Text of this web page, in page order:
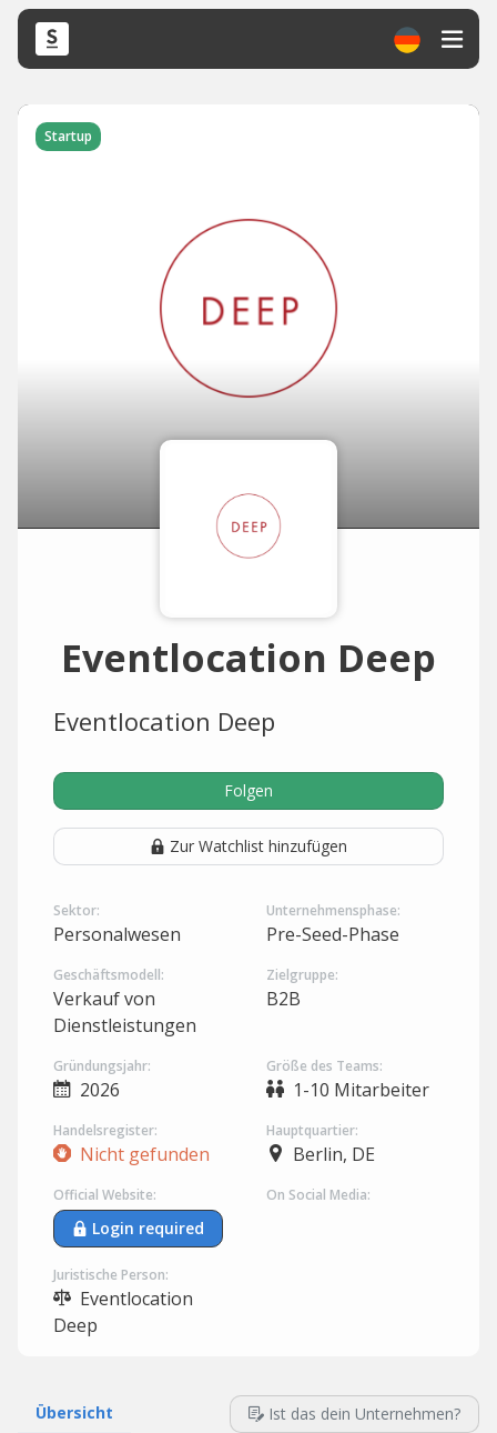
Startup
Eventlocation Deep
Eventlocation Deep
Folgen
Zur Watchlist hinzufügen
Sektor:
Personalwesen
Unternehmensphase:
Pre-Seed-Phase
Geschäftsmodell:
Verkauf von
Dienstleistungen
Zielgruppe:
B2B
Gründungsjahr:
2026
Größe des Teams:
1-10 Mitarbeiter
Handelsregister:
Nicht gefunden
Hauptquartier:
Berlin, DE
Official Website:
Login required
On Social Media:
Juristische Person:
Eventlocation
Deep
Übersicht Ist das dein Unternehmen?